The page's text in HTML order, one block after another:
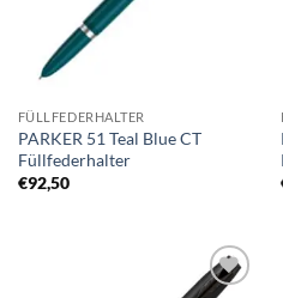
FÜLLFEDERHALTER
PARKER 51 Teal Blue CT
Füllfederhalter
€92,50